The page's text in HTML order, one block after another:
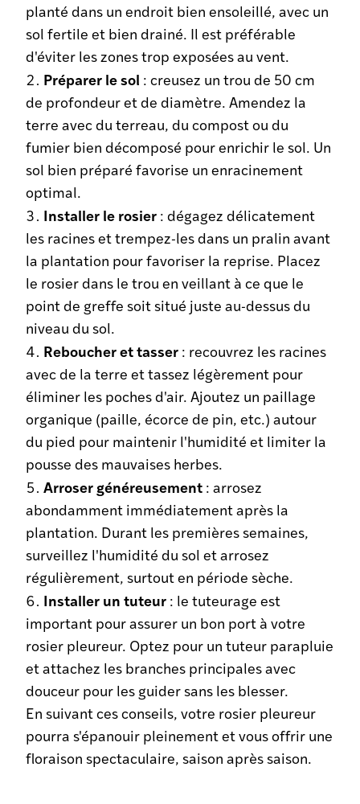
planté dans un endroit bien ensoleillé, avec un
sol fertile et bien drainé. Il est préférable
d'éviter les zones trop exposées au vent.
Préparer le sol : creusez un trou de 50 cm
de profondeur et de diamètre. Amendez la
terre avec du terreau, du compost ou du
fumier bien décomposé pour enrichir le sol. Un
sol bien préparé favorise un enracinement
optimal.
Installer le rosier : dégagez délicatement
les racines et trempez-les dans un pralin avant
la plantation pour favoriser la reprise. Placez
le rosier dans le trou en veillant à ce que le
point de greffe soit situé juste au-dessus du
niveau du sol.
Reboucher et tasser : recouvrez les racines
avec de la terre et tassez légèrement pour
éliminer les poches d'air. Ajoutez un paillage
organique (paille, écorce de pin, etc.) autour
du pied pour maintenir l'humidité et limiter la
pousse des mauvaises herbes.
Arroser généreusement : arrosez
abondamment immédiatement après la
plantation. Durant les premières semaines,
surveillez l'humidité du sol et arrosez
régulièrement, surtout en période sèche.
Installer un tuteur : le tuteurage est
important pour assurer un bon port à votre
rosier pleureur. Optez pour un tuteur parapluie
et attachez les branches principales avec
douceur pour les guider sans les blesser.
En suivant ces conseils, votre rosier pleureur
pourra s'épanouir pleinement et vous offrir une
floraison spectaculaire, saison après saison.